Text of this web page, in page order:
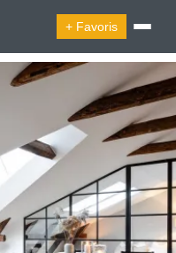
+ Favoris
🔍︎ Rechercher
Decoration Noël
Décoration Et Design
Publi Reportage